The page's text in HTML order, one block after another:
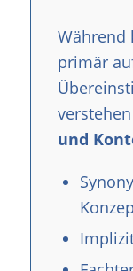
Während
primär
und